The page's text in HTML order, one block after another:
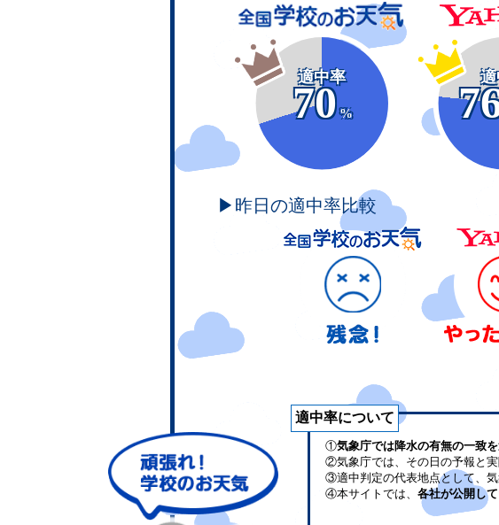
適中率
70
%
▶昨日の適中率比較
適中率について
①気象庁では降水の有無の一致を
②気象庁では、その日の予報と
③適中判定の代表地点として、
④本サイトでは、 各社が公開し